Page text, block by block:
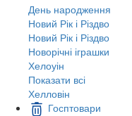
День народження
Новий Рік і Різдво
Новий Рік і Різдво
Новорічні іграшки
Хелоуін
Показати всі
Хелловін
Госптовари